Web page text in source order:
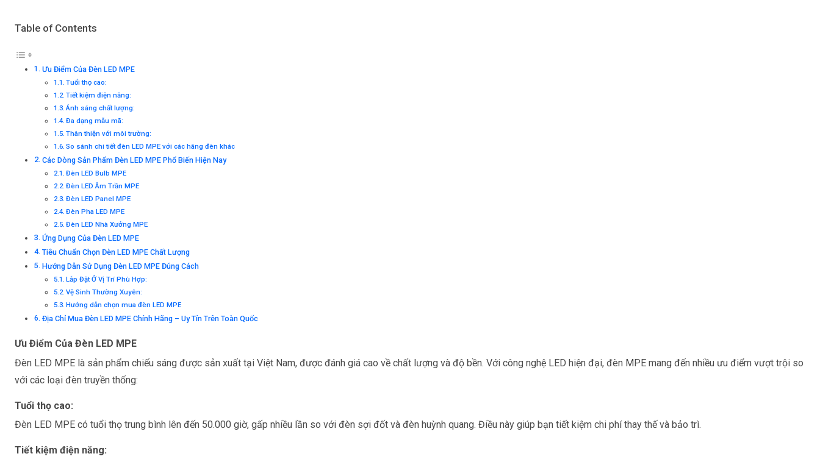
Table of Contents
Ưu Điểm Của Đèn LED MPE
Tuổi thọ cao:
Tiết kiệm điện năng:
Ánh sáng chất lượng:
Đa dạng mẫu mã:
Thân thiện với môi trường:
So sánh chi tiết đèn LED MPE với các hãng đèn khác
Các Dòng Sản Phẩm Đèn LED MPE Phổ Biến Hiện Nay
Đèn LED Bulb MPE
Đèn LED Âm Trần MPE
Đèn LED Panel MPE
Đèn Pha LED MPE
Đèn LED Nhà Xưởng MPE
Ứng Dụng Của Đèn LED MPE
Tiêu Chuẩn Chọn Đèn LED MPE Chất Lượng
Hướng Dẫn Sử Dụng Đèn LED MPE Đúng Cách
Lắp Đặt Ở Vị Trí Phù Hợp:
Vệ Sinh Thường Xuyên:
Hướng dẫn chọn mua đèn LED MPE
Địa Chỉ Mua Đèn LED MPE Chính Hãng – Uy Tín Trên Toàn Quốc
Ưu Điểm Của Đèn LED MPE
Đèn LED MPE là sản phẩm chiếu sáng được sản xuất tại Việt Nam, được đánh giá cao về chất lượng và độ bền. Với công nghệ LED hiện đại, đèn MPE mang đến nhiều ưu điểm vượt trội so
với các loại đèn truyền thống:
Tuổi thọ cao:
Đèn LED MPE có tuổi thọ trung bình lên đến 50.000 giờ, gấp nhiều lần so với đèn sợi đốt và đèn huỳnh quang. Điều này giúp bạn tiết kiệm chi phí thay thế và bảo trì.
Tiết kiệm điện năng: